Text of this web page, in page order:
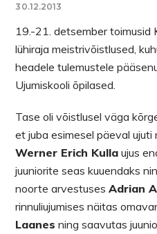
30.12.2013
19.-21. detsember toimusid
lühiraja meistrivõistlused,
headele tulemustele
Ujumiskooli õpilased.
Tase oli võistlusel väga
et juba esimesel päeval ujuti
Werner Erich Kulla ujus
juuniorite seas kuuendaks
noorte arvestusesAdrian
rinnuliujumises näitas
Laanes ning saavutas